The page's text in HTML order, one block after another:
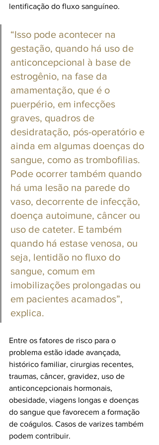
lentificação do fluxo sanguíneo.
“Isso pode acontecer na
gestação, quando há uso de
anticoncepcional à base de
estrogênio, na fase da
amamentação, que é o
puerpério, em infecções
graves, quadros de
desidratação, pós-operatório e
ainda em algumas doenças do
sangue, como as trombofilias.
Pode ocorrer também quando
há uma lesão na parede do
vaso, decorrente de infecção,
doença autoimune, câncer ou
uso de cateter. E também
quando há estase venosa, ou
seja, lentidão no fluxo do
sangue, comum em
imobilizações prolongadas ou
em pacientes acamados”,
explica.
Entre os fatores de risco para o
problema estão idade avançada,
histórico familiar, cirurgias recentes,
traumas, câncer, gravidez, uso de
anticoncepcionais hormonais,
obesidade, viagens longas e doenças
do sangue que favorecem a formação
de coágulos. Casos de varizes também
podem contribuir.